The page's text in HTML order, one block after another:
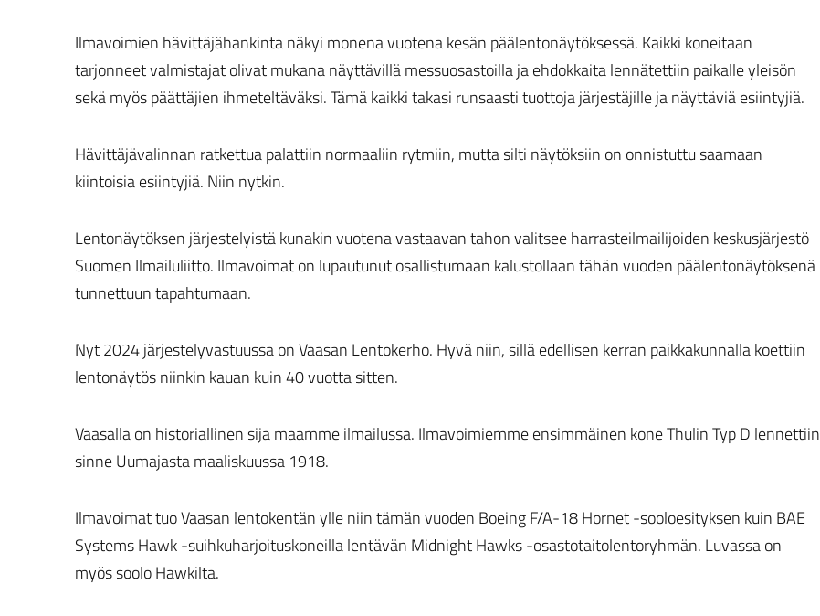
Ilmavoimien hävittäjähankinta näkyi monena vuotena kesän päälentonäytöksessä. Kaikki koneitaan
tarjonneet valmistajat olivat mukana näyttävillä messuosastoilla ja ehdokkaita lennätettiin paikalle yleisön
sekä myös päättäjien ihmeteltäväksi. Tämä kaikki takasi runsaasti tuottoja järjestäjille ja näyttäviä esiintyjiä.
Hävittäjävalinnan ratkettua palattiin normaaliin rytmiin, mutta silti näytöksiin on onnistuttu saamaan
kiintoisia esiintyjiä. Niin nytkin.
Lentonäytöksen järjestelyistä kunakin vuotena vastaavan tahon valitsee harrasteilmailijoiden keskusjärjestö
Suomen Ilmailuliitto. Ilmavoimat on lupautunut osallistumaan kalustollaan tähän vuoden päälentonäytöksenä
tunnettuun tapahtumaan.
Nyt 2024 järjestelyvastuussa on Vaasan Lentokerho. Hyvä niin, sillä edellisen kerran paikkakunnalla koettiin
lentonäytös niinkin kauan kuin 40 vuotta sitten.
Vaasalla on historiallinen sija maamme ilmailussa. Ilmavoimiemme ensimmäinen kone Thulin Typ D lennettiin
sinne Uumajasta maaliskuussa 1918.
Ilmavoimat tuo Vaasan lentokentän ylle niin tämän vuoden Boeing F/A-18 Hornet -sooloesityksen kuin BAE
Systems Hawk -suihkuharjoituskoneilla lentävän Midnight Hawks -osastotaitolentoryhmän. Luvassa on
myös soolo Hawkilta.